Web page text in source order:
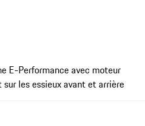
E-Performance avec moteur
les essieux avant et arrière